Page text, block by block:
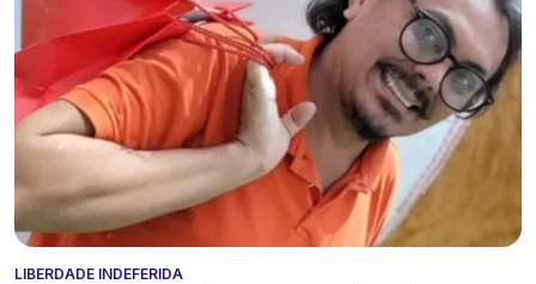
LIBERDADE INDEFERIDA